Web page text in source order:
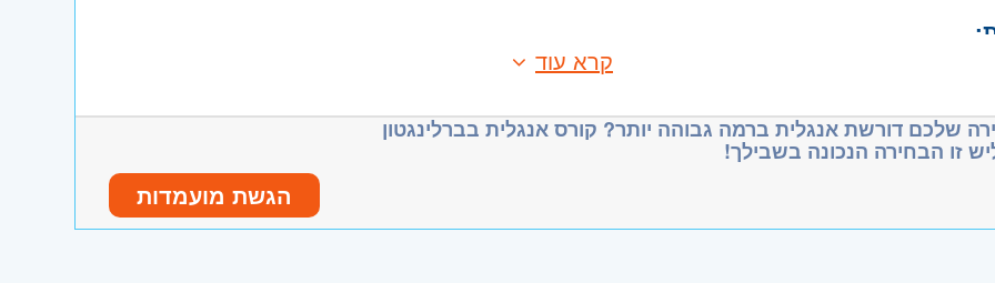
עם תחום הממוגרפיה - יתרון.
ברמה גבוהה.
משרה מלאה
קרא עוד
שלכם דורשת אנגלית ברמה גבוהה יותר? קורס אנגלית בברלינגטון
זו הבחירה הנכונה בשבילך!
הגשת מועמדות